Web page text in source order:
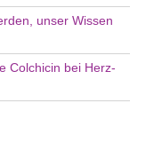
unser Wissen
Colchicin bei Herz-